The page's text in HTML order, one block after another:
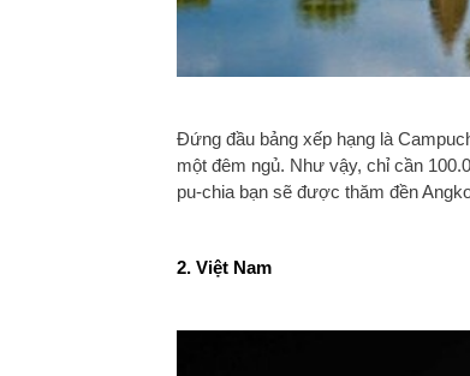
Đứng đầu bảng xếp hạng là
một đêm ngủ. Như vậy, chỉ cần
pu-chia bạn sẽ được thăm đền
2. Việt Nam